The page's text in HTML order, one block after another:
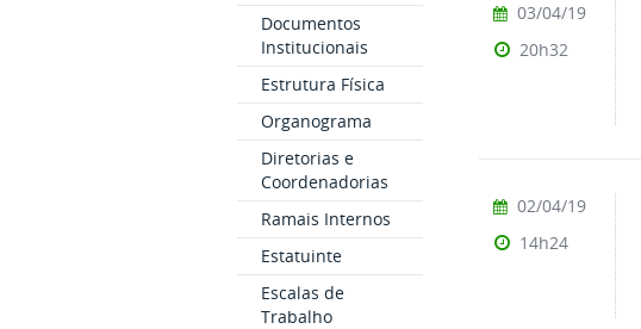
Documentos
Institucionais
Estrutura Física
Organograma
Diretorias e
Coordenadorias
Ramais Internos
Estatuinte
Escalas de
Trabalho
03/04/19
20h32
02/04/19
14h24